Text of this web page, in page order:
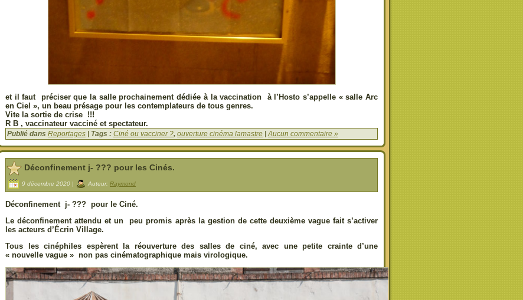
et il faut préciser que la salle prochainement dédiée à la vaccination à l’Hosto s’appelle « salle Arc
en Ciel », un beau présage pour les contemplateurs de tous genres.
Vite la sortie de crise !!!
R B , vaccinateur vacciné et spectateur.
Publié dans Reportages | Tags : Ciné ou vacciner ?, ouverture cinéma lamastre |Aucun commentaire »
Déconfinement j- ??? pour les Cinés.
9 décembre 2020 | Auteur: Raymond
Déconfinement j- ??? pour le Ciné.
Le déconfinement attendu et un peu promis après la gestion de cette deuxième vague fait s’activer
les acteurs d’Écrin Village.
Tous les cinéphiles espèrent la réouverture des salles de ciné, avec une petite crainte d’une
« nouvelle vague » non pas cinématographique mais virologique.